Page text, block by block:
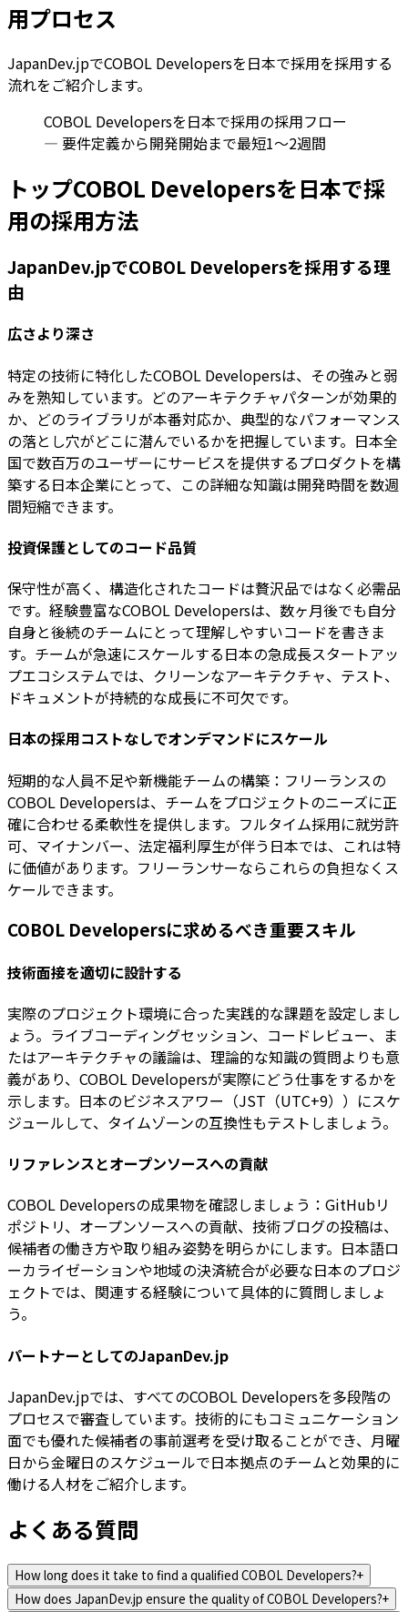
用プロセス
JapanDev.jpでCOBOL Developersを日本で採用を採用する
流れをご紹介します。
COBOL Developersを日本で採用の採用フロー
— 要件定義から開発開始まで最短1〜2週間
トップCOBOL Developersを日本で採
用の採用方法
JapanDev.jpでCOBOL Developersを採用する理
由
広さより深さ
特定の技術に特化したCOBOL Developersは、その強みと弱
みを熟知しています。どのアーキテクチャパターンが効果的
か、どのライブラリが本番対応か、典型的なパフォーマンス
の落とし穴がどこに潜んでいるかを把握しています。日本全
国で数百万のユーザーにサービスを提供するプロダクトを構
築する日本企業にとって、この詳細な知識は開発時間を数週
間短縮できます。
投資保護としてのコード品質
保守性が高く、構造化されたコードは贅沢品ではなく必需品
です。経験豊富なCOBOL Developersは、数ヶ月後でも自分
自身と後続のチームにとって理解しやすいコードを書きま
す。チームが急速にスケールする日本の急成長スタートアッ
プエコシステムでは、クリーンなアーキテクチャ、テスト、
ドキュメントが持続的な成長に不可欠です。
日本の採用コストなしでオンデマンドにスケール
短期的な人員不足や新機能チームの構築：フリーランスの
COBOL Developersは、チームをプロジェクトのニーズに正
確に合わせる柔軟性を提供します。フルタイム採用に就労許
可、マイナンバー、法定福利厚生が伴う日本では、これは特
に価値があります。フリーランサーならこれらの負担なくス
ケールできます。
COBOL Developersに求めるべき重要スキル
技術面接を適切に設計する
実際のプロジェクト環境に合った実践的な課題を設定しまし
ょう。ライブコーディングセッション、コードレビュー、ま
たはアーキテクチャの議論は、理論的な知識の質問よりも意
義があり、COBOL Developersが実際にどう仕事をするかを
示します。日本のビジネスアワー（JST（UTC+9））にスケ
ジュールして、タイムゾーンの互換性もテストしましょう。
リファレンスとオープンソースへの貢献
COBOL Developersの成果物を確認しましょう：GitHubリ
ポジトリ、オープンソースへの貢献、技術ブログの投稿は、
候補者の働き方や取り組み姿勢を明らかにします。日本語ロ
ーカライゼーションや地域の決済統合が必要な日本のプロジ
ェクトでは、関連する経験について具体的に質問しましょ
う。
パートナーとしてのJapanDev.jp
JapanDev.jpでは、すべてのCOBOL Developersを多段階の
プロセスで審査しています。技術的にもコミュニケーション
面でも優れた候補者の事前選考を受け取ることができ、月曜
日から金曜日のスケジュールで日本拠点のチームと効果的に
働ける人材をご紹介します。
よくある質問
How long does it take to find a qualified COBOL Developers?+
How does JapanDev.jp ensure the quality of COBOL Developers?+